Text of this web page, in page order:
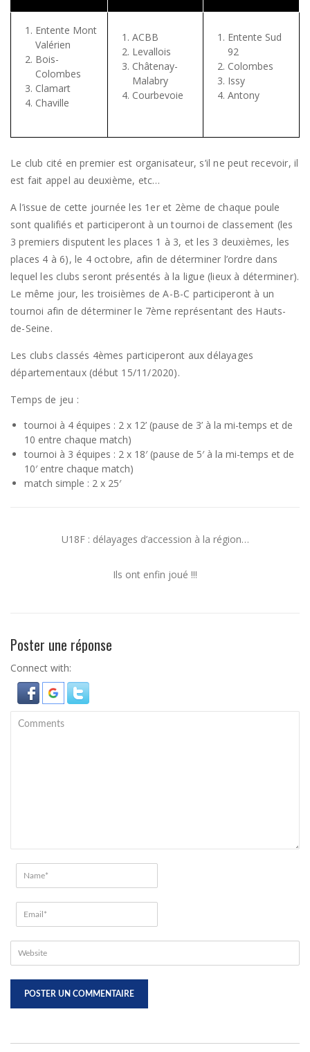
Entente Mont
Valérien
Bois-
Colombes
Clamart
Chaville
ACBB
Levallois
Châtenay-
Malabry
Courbevoie
Entente Sud
92
Colombes
Issy
Antony
Le club cité en premier est organisateur, s’il ne peut recevoir, il
est fait appel au deuxième, etc…
A l’issue de cette journée les 1er et 2ème de chaque poule
sont qualifiés et participeront à un tournoi de classement (les
3 premiers disputent les places 1 à 3, et les 3 deuxièmes, les
places 4 à 6), le 4 octobre, afin de déterminer l’ordre dans
lequel les clubs seront présentés à la ligue (lieux à déterminer).
Le même jour, les troisièmes de A-B-C participeront à un
tournoi afin de déterminer le 7ème représentant des Hauts-
de-Seine.
Les clubs classés 4èmes participeront aux délayages
départementaux (début 15/11/2020).
Temps de jeu :
tournoi à 4 équipes : 2 x 12’ (pause de 3’ à la mi-temps et de
10 entre chaque match)
tournoi à 3 équipes : 2 x 18′ (pause de 5′ à la mi-temps et de
10′ entre chaque match)
match simple : 2 x 25′
U18F : délayages d’accession à la région…
Ils ont enfin joué !!!
Poster une réponse
Connect with: